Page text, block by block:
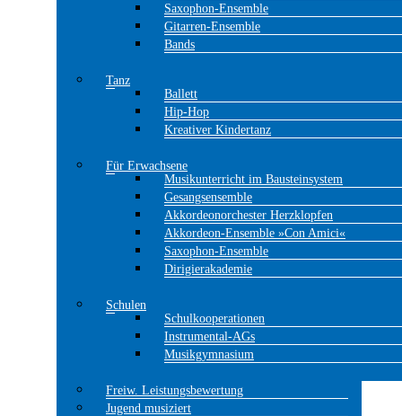
Saxophon-Ensemble
Gitarren-Ensemble
Bands
Tanz
Ballett
Hip-Hop
Kreativer Kindertanz
Für Erwachsene
Musikunterricht im Bausteinsystem
Gesangsensemble
Akkordeonorchester Herzklopfen
Akkordeon-Ensemble »Con Amici«
Saxophon-Ensemble
Dirigierakademie
Schulen
Schulkooperationen
Instrumental-AGs
Musikgymnasium
Freiw. Leistungsbewertung
Jugend musiziert